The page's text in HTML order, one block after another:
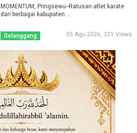
MOMENTUM, Pringsewu--Ratusan atlet karate
dari berbagai kabupaten ...
Gelanggang 05 Agu 2026, 321 Views